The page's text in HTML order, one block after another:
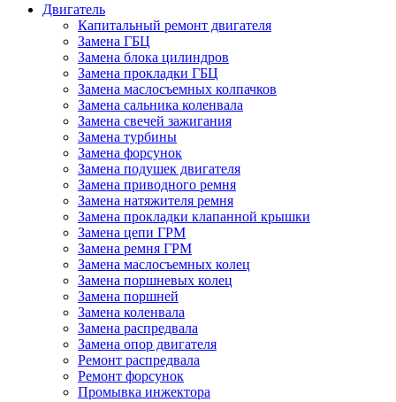
Двигатель
Капитальный ремонт двигателя
Замена ГБЦ
Замена блока цилиндров
Замена прокладки ГБЦ
Замена маслосъемных колпачков
Замена сальника коленвала
Замена свечей зажигания
Замена турбины
Замена форсунок
Замена подушек двигателя
Замена приводного ремня
Замена натяжителя ремня
Замена прокладки клапанной крышки
Замена цепи ГРМ
Замена ремня ГРМ
Замена маслосъемных колец
Замена поршневых колец
Замена поршней
Замена коленвала
Замена распредвала
Замена опор двигателя
Ремонт распредвала
Ремонт форсунок
Промывка инжектора